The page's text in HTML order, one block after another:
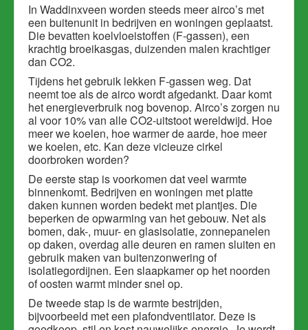
In Waddinxveen worden steeds meer airco’s met
een buitenunit in bedrijven en woningen geplaatst.
Die bevatten koelvloeistoffen (F-gassen), een
krachtig broeikasgas, duizenden malen krachtiger
dan CO2.
Tijdens het gebruik lekken F-gassen weg. Dat
neemt toe als de airco wordt afgedankt. Daar komt
het energieverbruik nog bovenop. Airco’s zorgen nu
al voor 10% van alle CO2-uitstoot wereldwijd. Hoe
meer we koelen, hoe warmer de aarde, hoe meer
we koelen, etc. Kan deze vicieuze cirkel
doorbroken worden?
De eerste stap is voorkomen dat veel warmte
binnenkomt. Bedrijven en woningen met platte
daken kunnen worden bedekt met plantjes. Die
beperken de opwarming van het gebouw. Net als
bomen, dak-, muur- en glasisolatie, zonnepanelen
op daken, overdag alle deuren en ramen sluiten en
gebruik maken van buitenzonwering of
isolatiegordijnen. Een slaapkamer op het noorden
of oosten warmt minder snel op.
De tweede stap is de warmte bestrijden,
bijvoorbeeld met een plafondventilator. Deze is